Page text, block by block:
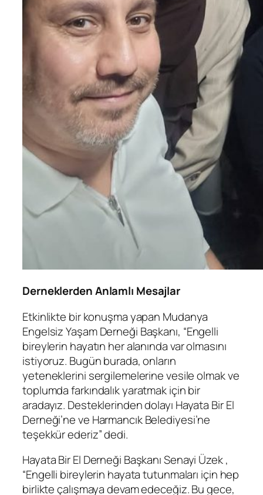
Derneklerden Anlamlı Mesajlar
Etkinlikte bir konuşma yapan Mudanya
Engelsiz Yaşam Derneği Başkanı, “Engelli
bireylerin hayatın her alanında var olmasını
istiyoruz. Bugün burada, onların
yeteneklerini sergilemelerine vesile olmak ve
toplumda farkındalık yaratmak için bir
aradayız. Desteklerinden dolayı Hayata Bir El
Derneği’ne ve Harmancık Belediyesi’ne
teşekkür ederiz” dedi.
Hayata Bir El Derneği Başkanı Senayi Üzek ,
“Engelli bireylerin hayata tutunmaları için hep
birlikte çalışmaya devam edeceğiz. Bu gece,